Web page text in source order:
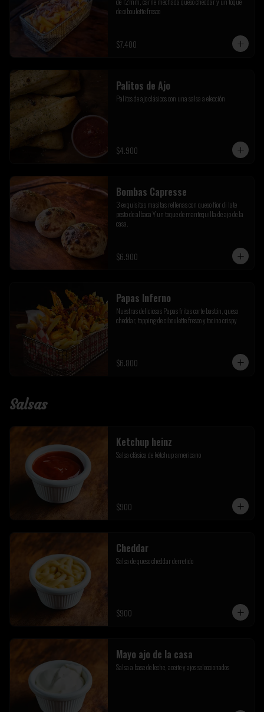
de ciboulette fresco
$7.400
Palitos de Ajo
Palitos de ajo clásicos con una salsa a elección
$4.900
Bombas Capresse
3 exquisitas masitas rellenas con queso fior di late
pesto de albaca Y un toque de mantequilla de ajo de la
casa.
$6.900
Papas Inferno
Nuestras deliciosas Papas fritas corte bastón, queso
cheddar, topping de ciboulette fresco y tocino crispy
$6.800
Salsas
Ketchup heinz
Salsa clásica de kétchup americano
$900
Cheddar
Salsa de queso cheddar derretido
$900
Mayo ajo de la casa
Salsa a base de leche, aceite y ajos seleccionados